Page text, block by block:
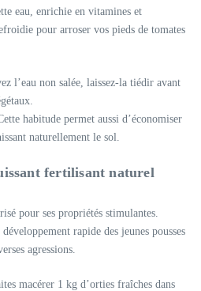
eau, enrichie en vitamines et
pour arroser vos pieds de tomates
l’eau non salée, laissez-la tiédir avant
habitude permet aussi d’économiser
naturellement le sol.
fertilisant naturel
pour ses propriétés stimulantes.
rapide des jeunes pousses
agressions.
macérer 1 kg d’orties fraîches dans